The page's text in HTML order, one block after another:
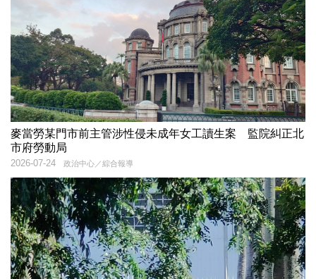
麥當勞某門市前主管涉性侵未成年女工讀生案 監院糾正北
市府勞動局
政治中心／綜合報導
2026-07-24